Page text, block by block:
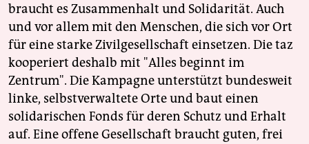
braucht es Zusammenhalt und Solidarität. Auch
und vor allem mit den Menschen, die sich vor Ort
für eine starke Zivilgesellschaft einsetzen. Die taz
kooperiert deshalb mit "Alles beginnt im
Zentrum". Die Kampagne unterstützt bundesweit
linke, selbstverwaltete Orte und baut einen
solidarischen Fonds für deren Schutz und Erhalt
auf. Eine offene Gesellschaft braucht guten, frei